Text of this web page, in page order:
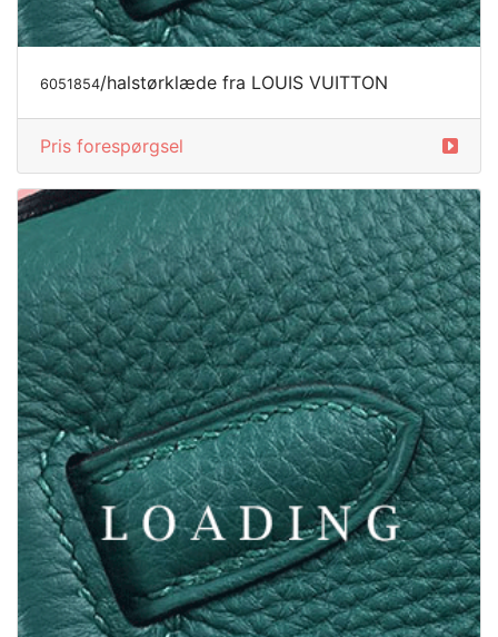
6051854/halstørklæde fra LOUIS VUITTON
Pris forespørgsel